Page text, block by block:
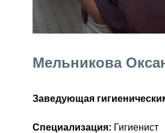
Заведующая
Специализация: Гигиенист
Мельникова